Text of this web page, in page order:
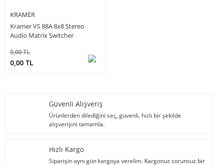
KRAMER
Kramer VS 88A 8x8 Stereo
Audio Matrix Switcher
0,00 TL
0,00 TL
Güvenli Alışveriş
Ürünlerden dilediğini seç, güvenli, hızlı bir şekilde
alışverişini tamamla.
Hızlı Kargo
Siparişin aynı gün kargoya verelim. Kargonuz sorunsuz bir